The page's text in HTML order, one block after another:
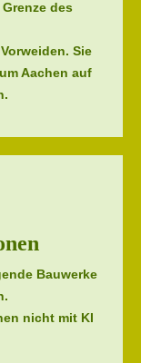
des
Sie
Aachen auf
Bauwerke
nicht mit KI